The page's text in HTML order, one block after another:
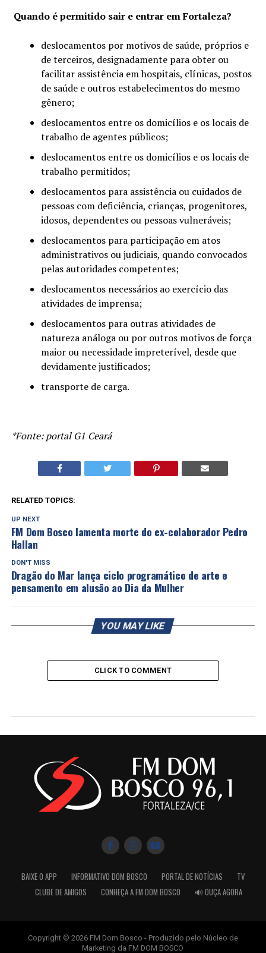
Quando é permitido sair e entrar em Fortaleza?
deslocamentos por motivos de saúde, próprios e
de terceiros, designadamente para obter ou
facilitar assistência em hospitais, clínicas, postos
de saúde e outros estabelecimentos do mesmo
gênero;
deslocamentos entre os domicílios e os locais de
trabalho de agentes públicos;
deslocamentos entre os domicílios e os locais de
trabalho permitidos;
deslocamentos para assistência ou cuidados de
pessoas com deficiência, crianças, progenitores,
idosos, dependentes ou pessoas vulneráveis;
deslocamentos para participação em atos
administrativos ou judiciais, quando convocados
pelas autoridades competentes;
deslocamentos necessários ao exercício das
atividades de imprensa;
deslocamentos para outras atividades de
natureza análoga ou por outros motivos de força
maior ou necessidade impreterível, desde que
devidamente justificados;
transporte de carga.
*Fonte: portal G1 Ceará
RELATED TOPICS:
UP NEXT
FM Dom Bosco lamenta morte do ex-colaborador Pedro
Hallan
DON'T MISS
Dragão do Mar lança ciclo programático de arte e
pensamento em alusão ao Dia da Mulher
YOU MAY LIKE
CLICK TO COMMENT
BAIXE O APP INFORMATIVO DOM BOSCO PORTAL DE NOTÍCIAS
TV
CLUBE DE AMIGOS
CONHEÇA A FM DOM BOSCO 🔊 OUÇA AGORA
Copyright © 2026 FM Dom Bosco - Produzido pelo Núcleo de
Marketing da FM DOM BOSCO